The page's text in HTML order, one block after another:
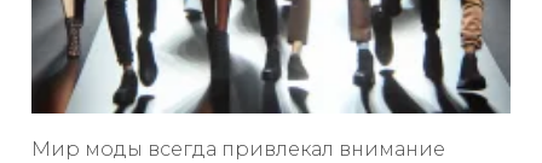
Мир моды всегда привлекал внимание